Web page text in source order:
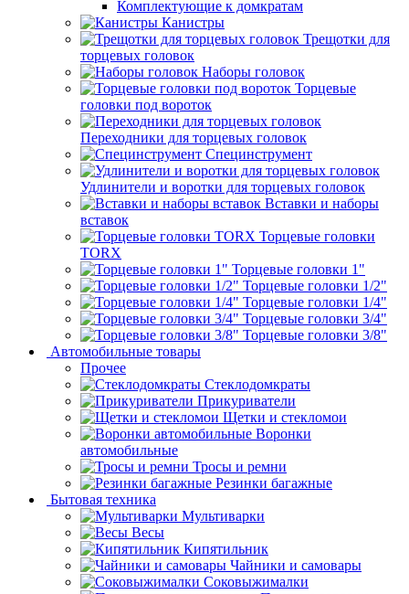
Комплектующие к домкратам
Канистры
Трещотки для
торцевых головок
Наборы головок
Торцевые
головки под вороток
Переходники для торцевых головок
Специнструмент
Удлинители и воротки для торцевых головок
Вставки и наборы
вставок
Торцевые головки
TORX
Торцевые головки 1"
Торцевые головки 1/2"
Торцевые головки 1/4"
Торцевые головки 3/4"
Торцевые головки 3/8"
Автомобильные товары
Прочее
Стеклодомкраты
Прикуриватели
Щетки и стекломои
Воронки
автомобильные
Тросы и ремни
Резинки багажные
Бытовая техника
Мультиварки
Весы
Кипятильник
Чайники и самовары
Соковыжималки